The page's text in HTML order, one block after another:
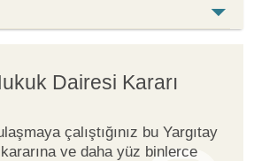
Dairesi Kararı
çalıştığınız bu Yargıtay
ve daha yüz binlerce